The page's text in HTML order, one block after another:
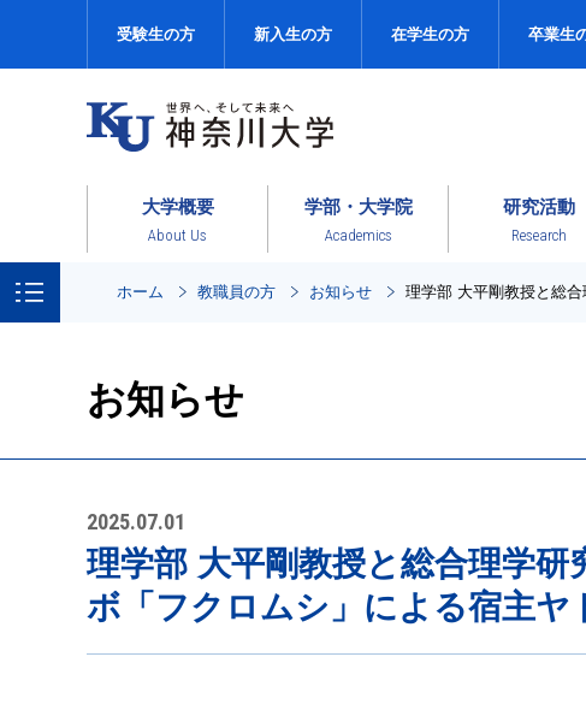
受験生の方 新入生の方 在学生の方 卒業生
大学概要
About Us
学部・大学院
Academics
研究活動
Research
ホーム 教職員の方 お知らせ 理学部 大平剛教授と総
お知らせ
2025.07.01
理学部 大平剛教授と総合理学
ボ「フクロムシ」による宿主ヤ